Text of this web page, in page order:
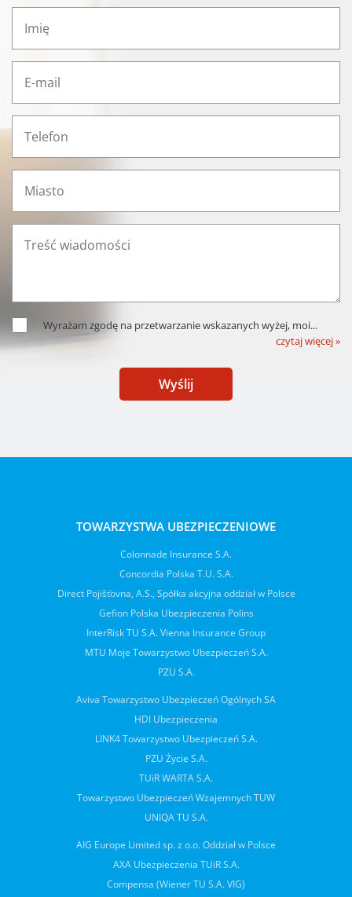
Wyrażam zgodę na przetwarzanie wskazanych wyżej, moi...
czytaj więcej »
Wyślij
TOWARZYSTWA UBEZPIECZENIOWE
Colonnade Insurance S.A.
Concordia Polska T.U. S.A.
Direct Pojišťovna, A.S., Spółka akcyjna oddział w Polsce
Gefion Polska Ubezpieczenia Polins
InterRisk TU S.A. Vienna Insurance Group
MTU Moje Towarzystwo Ubezpieczeń S.A.
PZU S.A.
Aviva Towarzystwo Ubezpieczeń Ogólnych SA
HDI Ubezpieczenia
LINK4 Towarzystwo Ubezpieczeń S.A.
PZU Życie S.A.
TUiR WARTA S.A.
Towarzystwo Ubezpieczeń Wzajemnych TUW
UNIQA TU S.A.
AIG Europe Limited sp. z o.o. Oddział w Polsce
AXA Ubezpieczenia TUiR S.A.
Compensa (Wiener TU S.A. VIG)